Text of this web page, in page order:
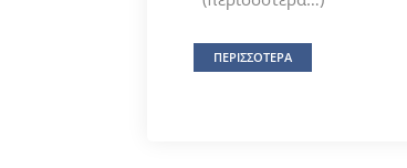
ΠΕΡΙΣΣΟΤΕΡΑ